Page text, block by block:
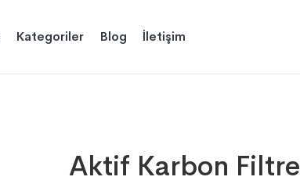
Kategoriler Blog İletişim
Aktif Karbon Filtre